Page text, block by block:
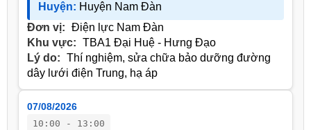
Huyện: Huyện Nam Đàn
Đơn vị: Điện lực Nam Đàn
Khu vực: TBA1 Đại Huệ - Hưng Đạo
Lý do: Thí nghiệm, sửa chữa bảo dưỡng đường
dây lưới điện Trung, hạ áp
07/08/2026
10:00 - 13:00